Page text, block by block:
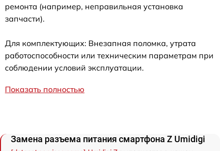
ремонта (например, неправильная установка
запчасти).
Для комплектующих: Внезапная поломка, утрата
работоспособности или техническим параметрам при
соблюдении условий эксплуатации.
Показать полностью
Замена разъема питания смартфона Z Umidigi